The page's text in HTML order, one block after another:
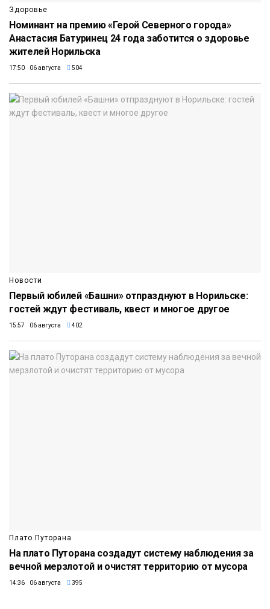
Здоровье
Номинант на премию «Герой Северного города»
Анастасия Батуринец 24 года заботится о здоровье
жителей Норильска
17:50 06 августа 504
Новости
Первый юбилей «Башни» отпразднуют в Норильске:
гостей ждут фестиваль, квест и многое другое
15:57 06 августа 402
Плато Путорана
На плато Путорана создадут систему наблюдения за
вечной мерзлотой и очистят территорию от мусора
14:36 06 августа 395